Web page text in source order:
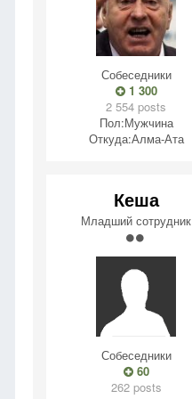
Собеседники
1 300
2 554 posts
Пол:Мужчина
Откуда:Алма-Ата
Кеша
Младший сотрудник
Собеседники
60
262 posts